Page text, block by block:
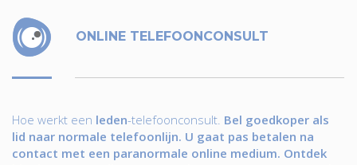
ONLINE TELEFOONCONSULT
Hoe werkt een leden-telefoonconsult. Bel goedkoper als
lid naar normale telefoonlijn. U gaat pas betalen na
contact met een paranormale online medium. Ontdek